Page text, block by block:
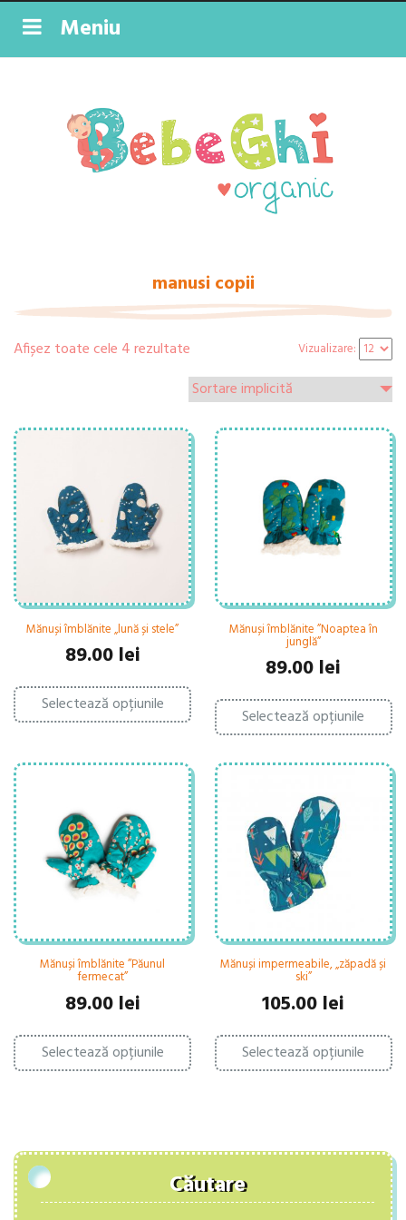
Meniu
manusi copii
Afișez toate cele 4 rezultate Vizualizare:
Mănuși îmblănite „lună și stele”
89.00 lei
Selectează opțiunile
Acest
produs
are
variații.
Opțiunile
pot
fi
alese
în
pagina
produsului.
Mănuși îmblănite ”Noaptea în
junglă”
89.00 lei
Selectează opțiunile
fi
în
Mănuși îmblănite ”Păunul
fermecat”
89.00 lei
Selectează opțiunile
Acest
produs
are
pot
alese
în
Mănuși impermeabile, „zăpadă și
ski”
105.00 lei
Selectează opțiunile
fi
în
Căutare